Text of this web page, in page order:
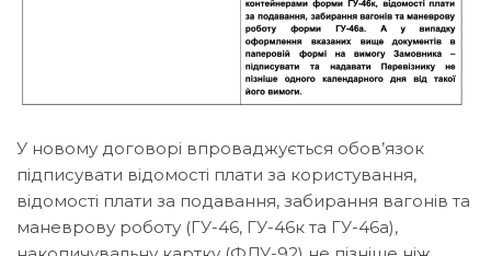
У новому договорі впроваджується обов’язок
підписувати відомості плати за користування,
відомості плати за подавання, забирання вагонів та
маневрову роботу (ГУ-46, ГУ-46к та ГУ-46а),